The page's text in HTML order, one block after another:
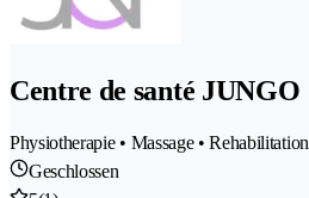
Centre de santé JUNGO
Physiotherapie • Massage • Rehabilitation
Geschlossen